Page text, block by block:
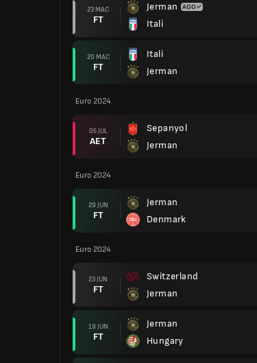
23 MAC
FT
Jerman
Itali
20 MAC
FT
Itali
Jerman
Euro 2024
05 JUL
AET
Sepanyol
Jerman
Euro 2024
29 JUN
FT
Jerman
Denmark
Euro 2024
23 JUN
FT
Switzerland
Jerman
19 JUN
FT
Jerman
Hungary